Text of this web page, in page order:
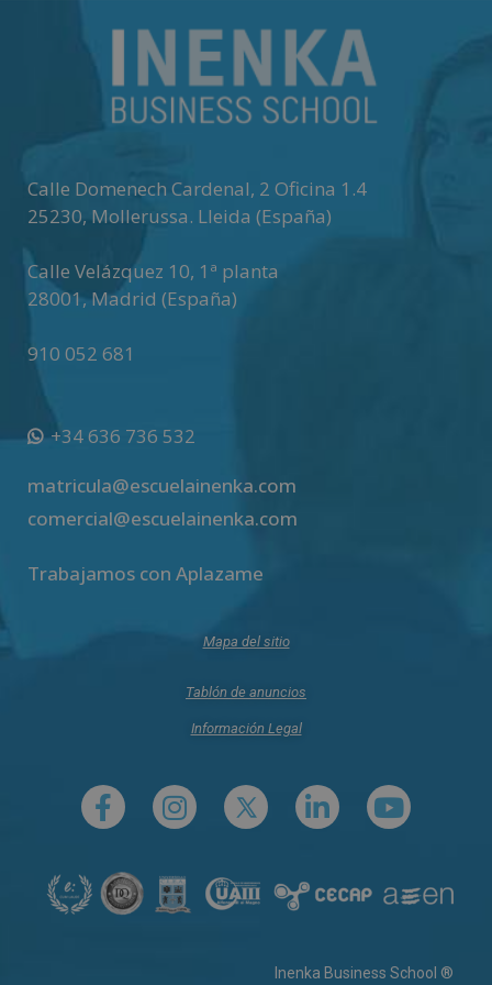
v
e
:
Calle Domenech Cardenal, 2 Oficina 1.4
25230, Mollerussa. Lleida (España)
Calle Velázquez 10, 1ª planta
28001,Madrid (España)
910 052 681
+34 636 736 532
matricula@escuelainenka.com
comercial@escuelainenka.com
Trabajamos con Aplazame
Mapa del sitio
Tablón de anuncios
Información Legal
Inenka Business School ®